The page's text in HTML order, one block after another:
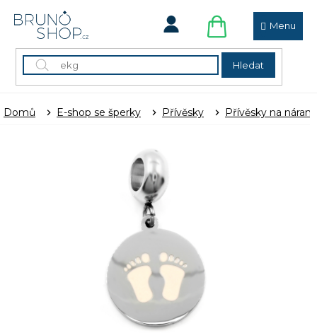
Hledat
NÁKUPNÍ
KOŠÍK
Domů E-shop se šperky Přívěsky Přívěsky na